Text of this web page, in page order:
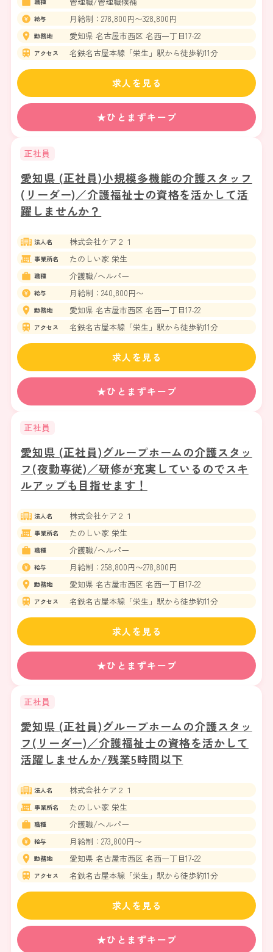
給与 月給制：278,800円〜328,800円
勤務地 愛知県 名古屋市西区 名西一丁目17-22
アクセス 名鉄名古屋本線「栄生」駅から徒歩約11分
★ひとまずキープ
求人を見る
正社員
愛知県 (正社員)小規模多機能の介護スタッフ
(リーダー)／介護福祉士の資格を活かして活
躍しませんか？
法人名 株式会社ケア２１
事業所名 たのしい家 栄生
職種 介護職/ヘルパー
給与 月給制：240,800円〜
勤務地 愛知県 名古屋市西区 名西一丁目17-22
アクセス 名鉄名古屋本線「栄生」駅から徒歩約11分
★ひとまずキープ
求人を見る
正社員
愛知県 (正社員)グループホームの介護スタッ
フ(夜勤専従)／研修が充実しているのでスキ
ルアップも目指せます！
法人名 株式会社ケア２１
事業所名 たのしい家 栄生
職種 介護職/ヘルパー
給与 月給制：258,800円〜278,800円
勤務地 愛知県 名古屋市西区 名西一丁目17-22
アクセス 名鉄名古屋本線「栄生」駅から徒歩約11分
★ひとまずキープ
求人を見る
正社員
愛知県 (正社員)グループホームの介護スタッ
フ(リーダー)／介護福祉士の資格を活かして
活躍しませんか/残業5時間以下
法人名 株式会社ケア２１
事業所名 たのしい家 栄生
職種 介護職/ヘルパー
給与 月給制：273,800円〜
勤務地 愛知県 名古屋市西区 名西一丁目17-22
アクセス 名鉄名古屋本線「栄生」駅から徒歩約11分
★ひとまずキープ
求人を見る